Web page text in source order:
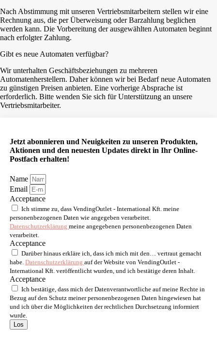
Nach Abstimmung mit unseren Vertriebsmitarbeitern stellen wir eine
Rechnung aus, die per Überweisung oder Barzahlung beglichen
werden kann. Die Vorbereitung der ausgewählten Automaten beginnt
nach erfolgter Zahlung.
Gibt es neue Automaten verfügbar?
Wir unterhalten Geschäftsbeziehungen zu mehreren
Automatenherstellern. Daher können wir bei Bedarf neue Automaten
zu günstigen Preisen anbieten. Eine vorherige Absprache ist
erforderlich. Bitte wenden Sie sich für Unterstützung an unsere
Vertriebsmitarbeiter.
Jetzt abonnieren und Neuigkeiten zu unseren Produkten,
Aktionen und den neuesten Updates direkt in Ihr Online-
Postfach erhalten!
Name
Email
Acceptance
Ich stimme zu, dass VendingOutlet - International Kft. meine
personenbezogenen Daten wie angegeben verarbeitet.
Datenschutzerklärung meine angegebenen personenbezogenen Daten
verarbeitet.
Acceptance
Darüber hinaus erkläre ich, dass ich mich mit den… vertraut gemacht
habe. Datenschutzerklärung auf der Website von VendingOutlet -
International Kft. veröffentlicht wurden, und ich bestätige deren Inhalt.
Acceptance
Ich bestätige, dass mich der Datenverantwortliche auf meine Rechte in
Bezug auf den Schutz meiner personenbezogenen Daten hingewiesen hat
und ich über die Möglichkeiten der rechtlichen Durchsetzung informiert
wurde.
Los